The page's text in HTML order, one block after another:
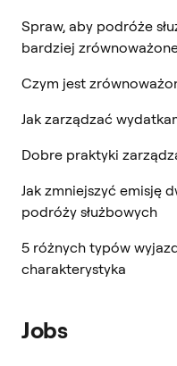
Spraw, aby podróże
bardziej
Czym jest
Jak zarządzać
Dobre praktyki
Jak zmniejszyć emisję
podróży służbowych
5 różnych typów
charakterystyka
Jobs